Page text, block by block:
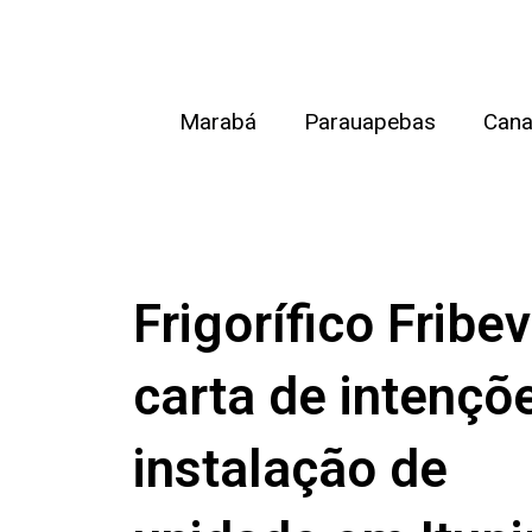
Marabá Parauapebas
Frigorífico
carta de
instalação de